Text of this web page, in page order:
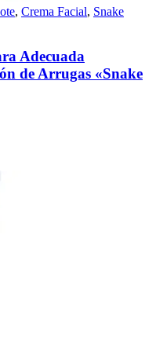
, Crema Facial, Snake
Adecuada
de Arrugas «Snake